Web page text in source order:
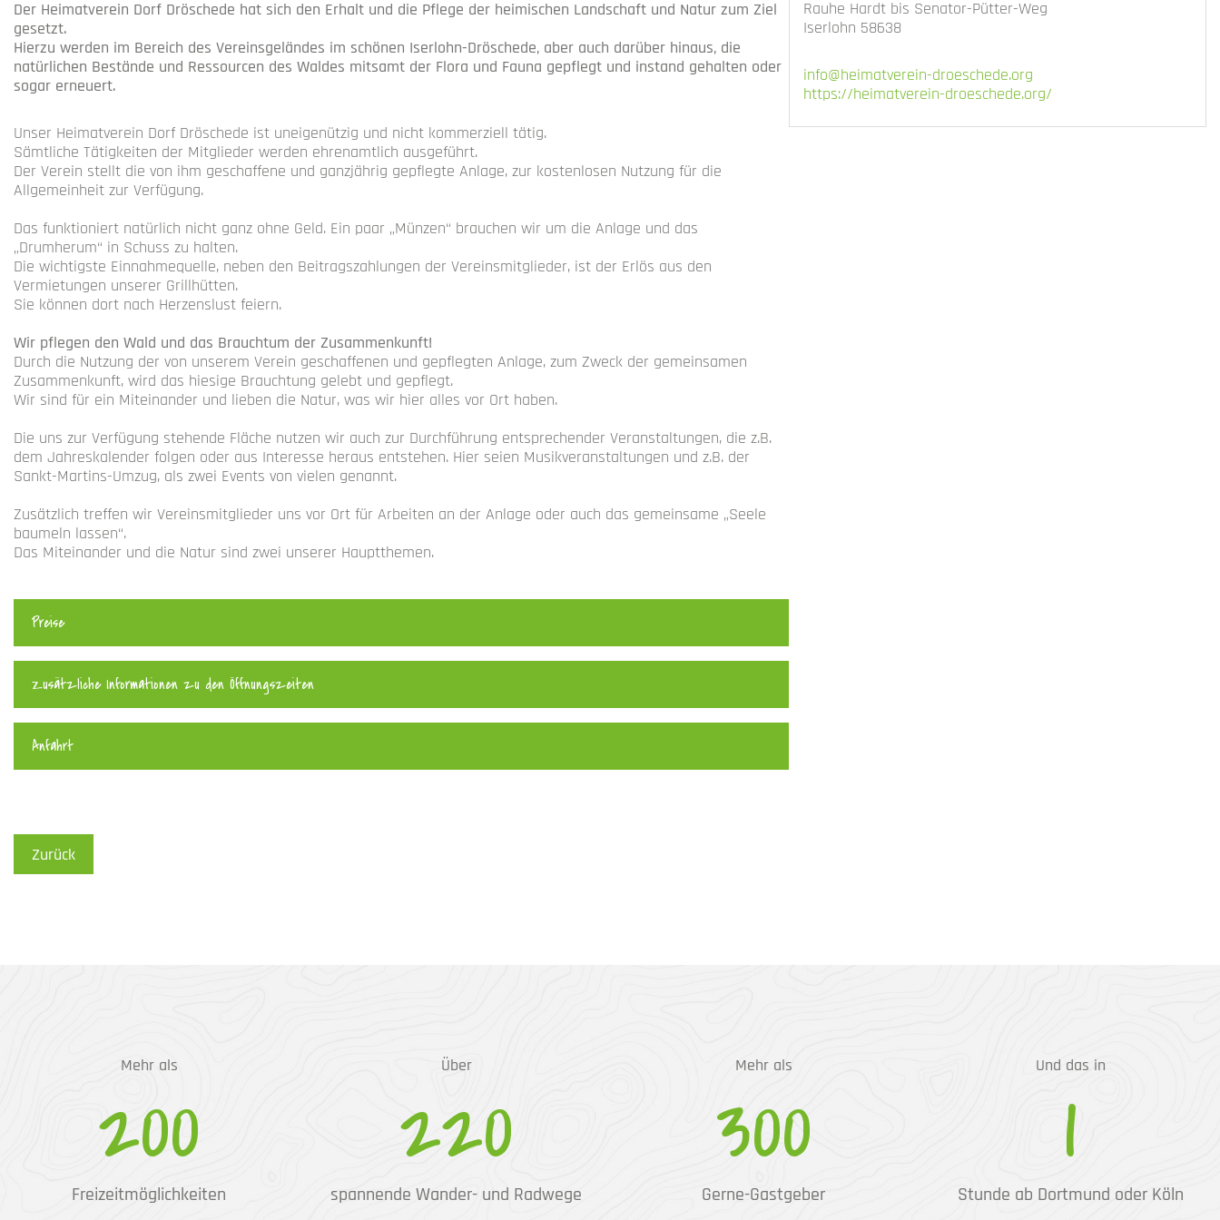
Der Heimatverein Dorf Dröschede hat sich den Erhalt und die Pflege der heimischen Landschaft und Natur zum Ziel
gesetzt.
Hierzu werden im Bereich des Vereinsgeländes im schönen Iserlohn-Dröschede, aber auch darüber hinaus, die
natürlichen Bestände und Ressourcen des Waldes mitsamt der Flora und Fauna gepflegt und instand gehalten oder
sogar erneuert.
Unser Heimatverein Dorf Dröschede ist uneigenützig und nicht kommerziell tätig.
Sämtliche Tätigkeiten der Mitglieder werden ehrenamtlich ausgeführt.
Der Verein stellt die von ihm geschaffene und ganzjährig gepflegte Anlage, zur kostenlosen Nutzung für die
Allgemeinheit zur Verfügung.
Das funktioniert natürlich nicht ganz ohne Geld. Ein paar „Münzen“ brauchen wir um die Anlage und das
„Drumherum“ in Schuss zu halten.
Die wichtigste Einnahmequelle, neben den Beitragszahlungen der Vereinsmitglieder, ist der Erlös aus den
Vermietungen unserer Grillhütten.
Sie können dort nach Herzenslust feiern.
Wir pflegen den Wald und das Brauchtum der Zusammenkunft!
Durch die Nutzung der von unserem Verein geschaffenen und gepflegten Anlage, zum Zweck der gemeinsamen
Zusammenkunft, wird das hiesige Brauchtung gelebt und gepflegt.
Wir sind für ein Miteinander und lieben die Natur, was wir hier alles vor Ort haben.
Die uns zur Verfügung stehende Fläche nutzen wir auch zur Durchführung entsprechender Veranstaltungen, die z.B.
dem Jahreskalender folgen oder aus Interesse heraus entstehen. Hier seien Musikveranstaltungen und z.B. der
Sankt-Martins-Umzug, als zwei Events von vielen genannt.
Zusätzlich treffen wir Vereinsmitglieder uns vor Ort für Arbeiten an der Anlage oder auch das gemeinsame „Seele
baumeln lassen“.
Das Miteinander und die Natur sind zwei unserer Hauptthemen.
Preise
Zusätzliche Informationen zu den Öffnungszeiten
Anfahrt
Rauhe Hardt bis Senator-Pütter-Weg
Iserlohn 58638
info@heimatverein-droeschede.org
https://heimatverein-droeschede.org/
Zurück
Mehr als
200
Freizeitmöglichkeiten
Über
220
spannende Wander- und Radwege
Mehr als
300
Gerne-Gastgeber
Und das in
1
Stunde ab Dortmund oder Köln